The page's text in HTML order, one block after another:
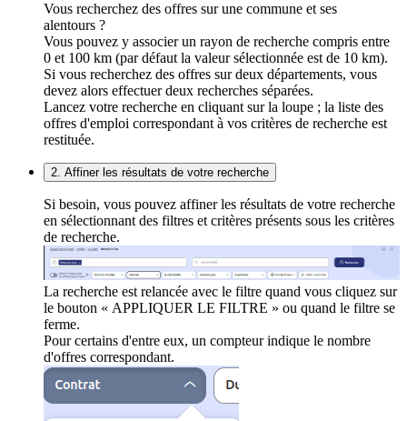
Vous recherchez des offres sur une commune et ses
alentours ?
Vous pouvez y associer un rayon de recherche compris entre
0 et 100 km (par défaut la valeur sélectionnée est de 10 km).
Si vous recherchez des offres sur deux départements, vous
devez alors effectuer deux recherches séparées.
Lancez votre recherche en cliquant sur la loupe ; la liste des
offres d'emploi correspondant à vos critères de recherche est
restituée.
2. Affiner les résultats de votre recherche
Si besoin, vous pouvez affiner les résultats de votre recherche
en sélectionnant des filtres et critères présents sous les critères
de recherche.
La recherche est relancée avec le filtre quand vous cliquez sur
le bouton « APPLIQUER LE FILTRE » ou quand le filtre se
ferme.
Pour certains d'entre eux, un compteur indique le nombre
d'offres correspondant.